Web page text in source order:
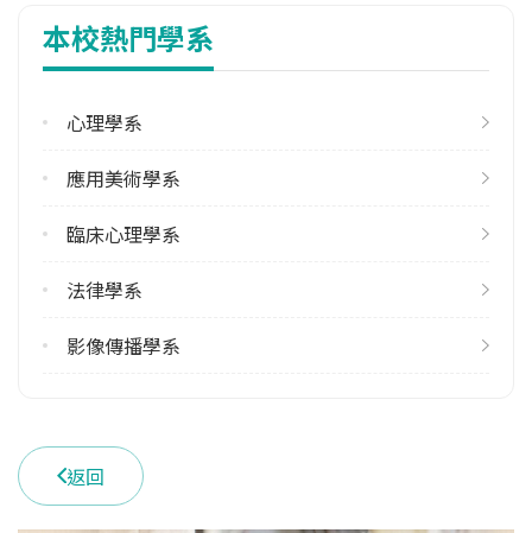
修輔系人數
113學年度上學期
2
學系電話
新北市新莊區中正路510號
本校熱門學系
心理學系
應用美術學系
臨床心理學系
法律學系
影像傳播學系
返回